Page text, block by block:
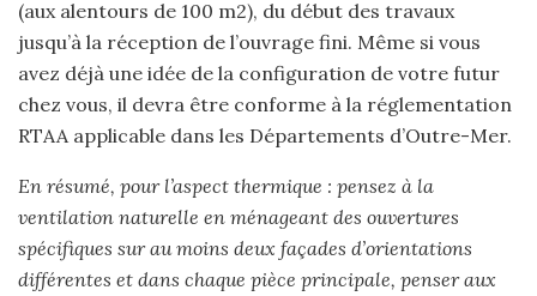
(aux alentours de 100 m2), du début des travaux
jusqu’à la réception de l’ouvrage fini. Même si vous
avez déjà une idée de la configuration de votre futur
chez vous, il devra être conforme à la réglementation
RTAA applicable dans les Départements d’Outre-Mer.
En résumé, pour l’aspect thermique : pensez à la
ventilation naturelle en ménageant des ouvertures
spécifiques sur au moins deux façades d’orientations
différentes et dans chaque pièce principale, penser aux